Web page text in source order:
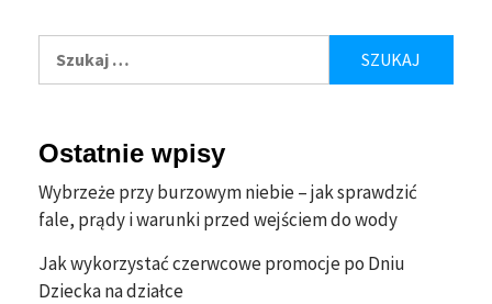
Ostatnie wpisy
Wybrzeże przy burzowym niebie – jak sprawdzić
fale, prądy i warunki przed wejściem do wody
Jak wykorzystać czerwcowe promocje po Dniu
Dziecka na działce